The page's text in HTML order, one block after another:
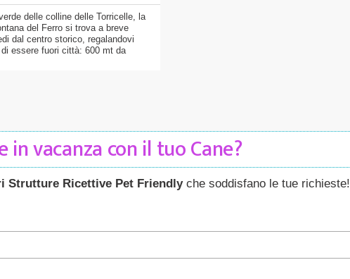
delle colline delle Torricelle, la
del Ferro si trova a breve
dal centro storico, regalandovi
di essere fuori città: 600 mt da
in vacanza con il tuo Cane?
Strutture Ricettive Pet Friendlyche soddisfano le tue richieste!